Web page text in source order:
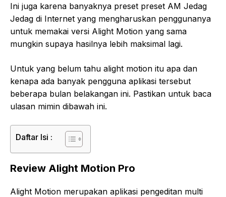
Ini juga karena banyaknya preset preset AM Jedag
Jedag di Internet yang mengharuskan penggunanya
untuk memakai versi Alight Motion yang sama
mungkin supaya hasilnya lebih maksimal lagi.
Untuk yang belum tahu alight motion itu apa dan
kenapa ada banyak pengguna aplikasi tersebut
beberapa bulan belakangan ini. Pastikan untuk baca
ulasan mimin dibawah ini.
Daftar Isi :
Review Alight Motion Pro
Alight Motion merupakan aplikasi pengeditan multi